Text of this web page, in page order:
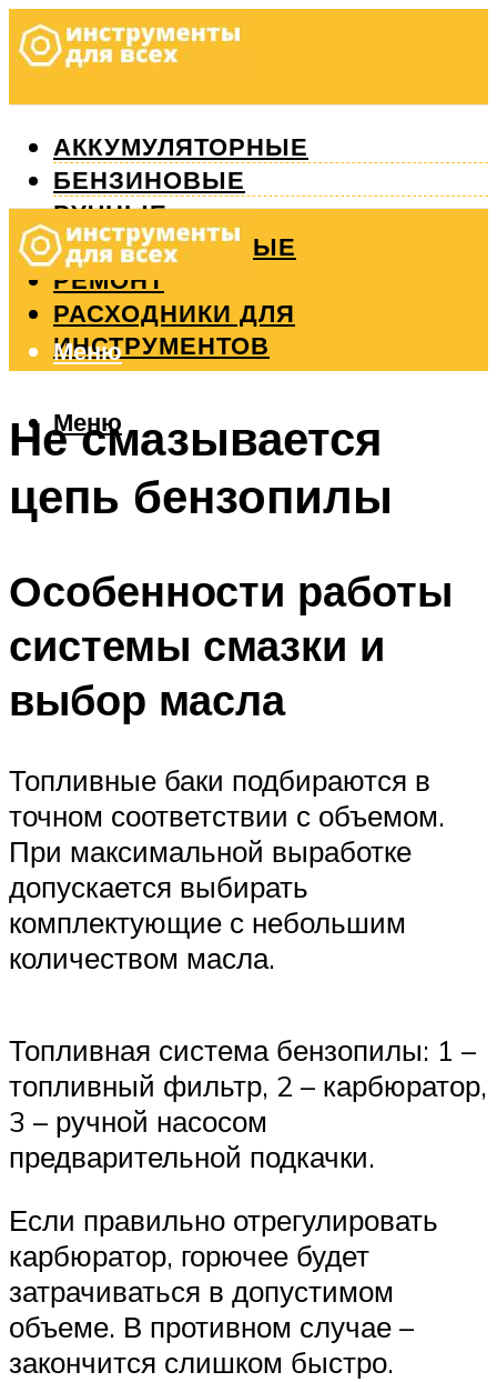
АККУМУЛЯТОРНЫЕ
БЕНЗИНОВЫЕ
РУЧНЫЕ
ИЗМЕРИТЕЛЬНЫЕ
РЕМОНТ
РАСХОДНИКИ ДЛЯ
ИНСТРУМЕНТОВ
Меню
Меню
Не смазывается
цепь бензопилы
Особенности работы
системы смазки и
выбор масла
Топливные баки подбираются в
точном соответствии с объемом.
При максимальной выработке
допускается выбирать
комплектующие с небольшим
количеством масла.
Топливная система бензопилы: 1 –
топливный фильтр, 2 – карбюратор,
3 – ручной насосом
предварительной подкачки.
Если правильно отрегулировать
карбюратор, горючее будет
затрачиваться в допустимом
объеме. В противном случае –
закончится слишком быстро.